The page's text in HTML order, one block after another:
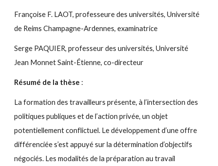
Françoise F. LAOT, professeure des universités, Université
de Reims Champagne-Ardennes, examinatrice
Serge PAQUIER, professeur des universités, Université
Jean Monnet Saint-Étienne, co-directeur
Résumé de la thèse :
La formation des travailleurs présente, à l’intersection des
politiques publiques et de l’action privée, un objet
potentiellement conflictuel. Le développement d’une offre
différenciée s’est appuyé sur la détermination d’objectifs
négociés. Les modalités de la préparation au travail